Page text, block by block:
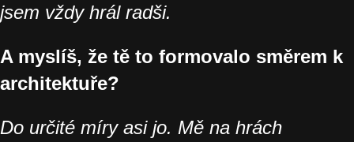
jsem vždy hrál radši.
A myslíš, že tě to formovalo směrem k
architektuře?
Do určité míry asi jo. Mě na hrách